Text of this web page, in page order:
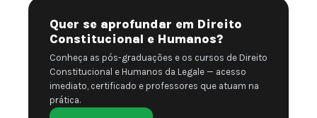
Quer se aprofundar em Direito
Constitucional e Humanos?
Conheça as pós-graduações e os cursos de Direito
Constitucional e Humanos da Legale — acesso
imediato, certificado e professores que atuam na
prática.